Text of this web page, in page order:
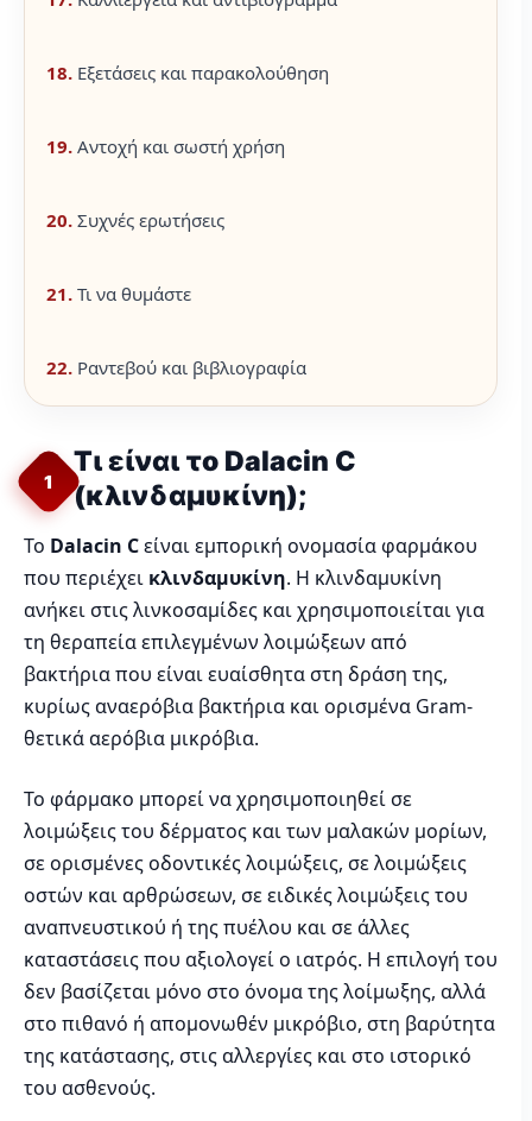
18. Εξετάσεις και παρακολούθηση
19. Αντοχή και σωστή χρήση
20. Συχνές ερωτήσεις
21. Τι να θυμάστε
22. Ραντεβού και βιβλιογραφία
1
Τι είναι το Dalacin C
(κλινδαμυκίνη);
Το Dalacin Cείναι εμπορική ονομασία φαρμάκου
που περιέχει κλινδαμυκίνη. Η κλινδαμυκίνη
ανήκει στις λινκοσαμίδες και χρησιμοποιείται για
τη θεραπεία επιλεγμένων λοιμώξεων από
βακτήρια που είναι ευαίσθητα στη δράση της,
κυρίως αναερόβια βακτήρια και ορισμένα Gram-
θετικά αερόβια μικρόβια.
Το φάρμακο μπορεί να χρησιμοποιηθεί σε
λοιμώξεις του δέρματος και των μαλακών μορίων,
σε ορισμένες οδοντικές λοιμώξεις, σε λοιμώξεις
οστών και αρθρώσεων, σε ειδικές λοιμώξεις του
αναπνευστικού ή της πυέλου και σε άλλες
καταστάσεις που αξιολογεί ο ιατρός. Η επιλογή του
δεν βασίζεται μόνο στο όνομα της λοίμωξης, αλλά
στο πιθανό ή απομονωθέν μικρόβιο, στη βαρύτητα
της κατάστασης, στις αλλεργίες και στο ιστορικό
του ασθενούς.